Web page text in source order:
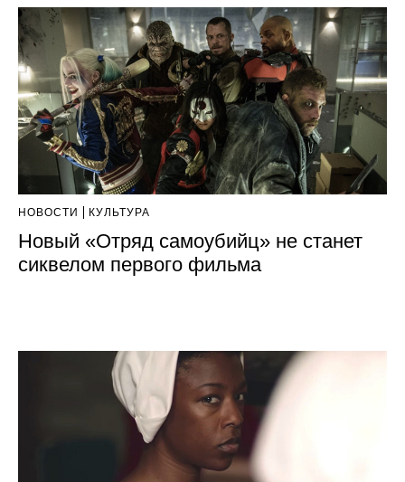
НОВОСТИ КУЛЬТУРА
Новый «Отряд самоубийц» не станет
сиквелом первого фильма